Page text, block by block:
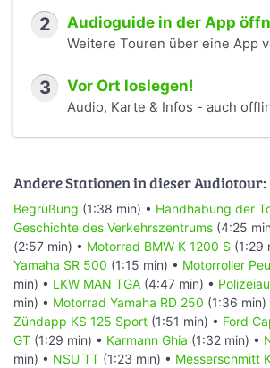
2 Audioguide in der App
Weitere Touren über eine App
3 Vor Ort loslegen!
Audio, Karte & Infos - auch
Andere Stationen in dieser Audiotour:
Begrüßung (1:38 min) • Handhabung der
Geschichte des Verkehrszentrums (4:25
(2:57 min) • Motorrad BMW K 1200 S (1:29
Yamaha SR 500 (1:15 min) • Motorroller
min) • LKW MAN TGA (4:47 min) •
min) • Motorrad Yamaha RD 250 (1:36 min)
Zündapp KS 125 Sport (1:51 min) • Ford
GT (1:29 min) • Karmann Ghia (1:32 min) •
min) • NSU TT (1:23 min) • Messerschmitt